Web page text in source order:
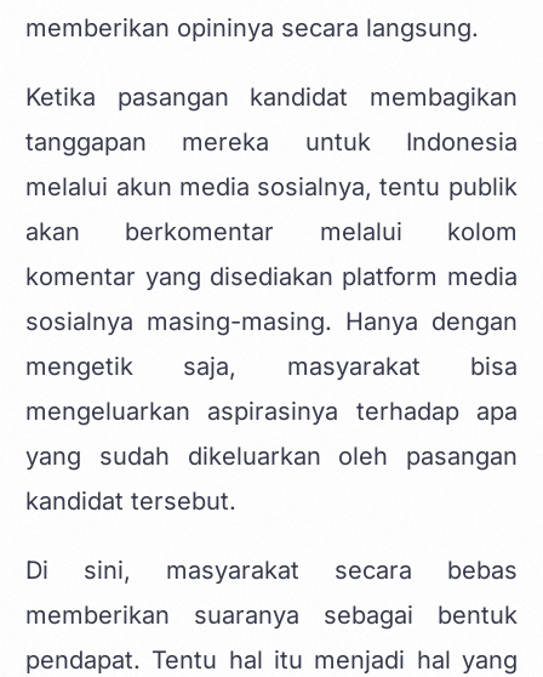
memberikan opininya secara langsung.
Ketika pasangan kandidat membagikan
tanggapan mereka untuk Indonesia
melalui akun media sosialnya, tentu publik
akan berkomentar melalui kolom
komentar yang disediakan platform media
sosialnya masing-masing. Hanya dengan
mengetik saja, masyarakat bisa
mengeluarkan aspirasinya terhadap apa
yang sudah dikeluarkan oleh pasangan
kandidat tersebut.
Di sini, masyarakat secara bebas
memberikan suaranya sebagai bentuk
pendapat. Tentu hal itu menjadi hal yang